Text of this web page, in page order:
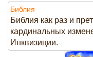
Библия
Библия как раз и
кардинальных
Инквизиции.